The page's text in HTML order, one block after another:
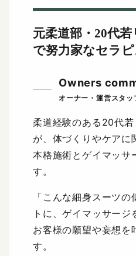
元柔道部・20代若
で努力家なセラ
Owners
柔道経験のある20代若
が、体づくりやケアに
本格施術とゲイマッサ
す。
「こんな細身スーツ
トに、ゲイマッサー
お客様の願望や妄想を
す。